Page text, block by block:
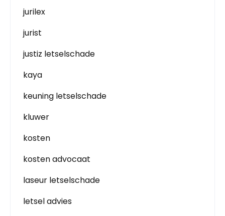
jurilex
jurist
justiz letselschade
kaya
keuning letselschade
kluwer
kosten
kosten advocaat
laseur letselschade
letsel advies